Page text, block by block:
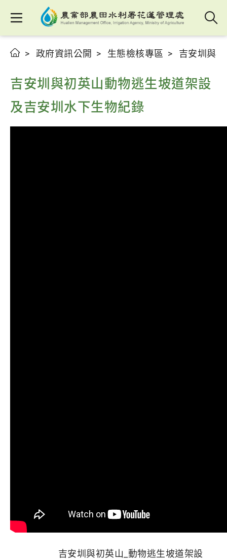
政府資訊公開 生態檢核專區 吉安圳與
吉安圳與初英山動物逃生坡道架設
及吉安圳水下生物紀錄
吉安圳與初英山_動物逃生坡道架設